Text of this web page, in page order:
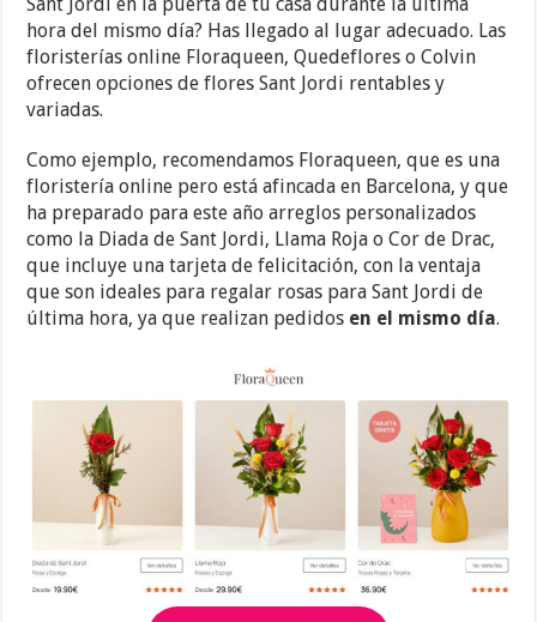
Sant Jordi en la puerta de tu casa durante la última
hora del mismo día? Has llegado al lugar adecuado. Las
floristerías online Floraqueen, Quedeflores o Colvin
ofrecen opciones de flores Sant Jordi rentables y
variadas.
Como ejemplo, recomendamos Floraqueen, que es una
floristería online pero está afincada en Barcelona, y que
ha preparado para este año arreglos personalizados
como la Diada de Sant Jordi, Llama Roja o Cor de Drac,
que incluye una tarjeta de felicitación, con la ventaja
que son ideales para regalar rosas para Sant Jordi de
última hora, ya que realizan pedidos en el mismo día.